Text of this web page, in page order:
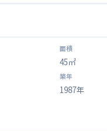
45㎡
1987年